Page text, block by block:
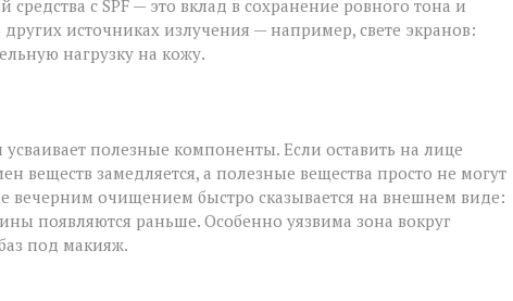
с SPF — это вклад в сохранение ровного тона и
источниках излучения — например, свете экранов:
нагрузку на кожу.
полезные компоненты. Если оставить на лице
веществ замедляется, а полезные вещества просто не могут
вечерним очищением быстро сказывается на внешнем виде:
появляются раньше. Особенно уязвима зона вокруг
под макияж.